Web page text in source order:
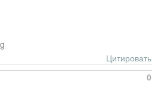
Цитировать
0